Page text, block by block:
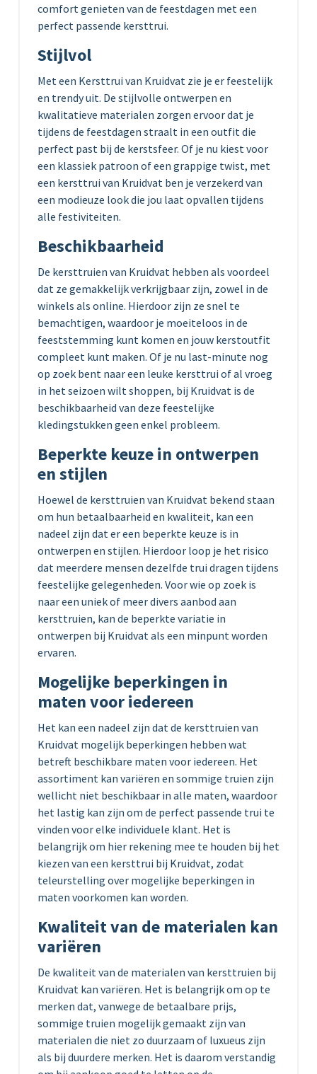
comfort genieten van de feestdagen met een
perfect passende kersttrui.
Stijlvol
Met een Kersttrui van Kruidvat zie je er feestelijk
en trendy uit. De stijlvolle ontwerpen en
kwalitatieve materialen zorgen ervoor dat je
tijdens de feestdagen straalt in een outfit die
perfect past bij de kerstsfeer. Of je nu kiest voor
een klassiek patroon of een grappige twist, met
een kersttrui van Kruidvat ben je verzekerd van
een modieuze look die jou laat opvallen tijdens
alle festiviteiten.
Beschikbaarheid
De kersttruien van Kruidvat hebben als voordeel
dat ze gemakkelijk verkrijgbaar zijn, zowel in de
winkels als online. Hierdoor zijn ze snel te
bemachtigen, waardoor je moeiteloos in de
feeststemming kunt komen en jouw kerstoutfit
compleet kunt maken. Of je nu last-minute nog
op zoek bent naar een leuke kersttrui of al vroeg
in het seizoen wilt shoppen, bij Kruidvat is de
beschikbaarheid van deze feestelijke
kledingstukken geen enkel probleem.
Beperkte keuze in ontwerpen
en stijlen
Hoewel de kersttruien van Kruidvat bekend staan
om hun betaalbaarheid en kwaliteit, kan een
nadeel zijn dat er een beperkte keuze is in
ontwerpen en stijlen. Hierdoor loop je het risico
dat meerdere mensen dezelfde trui dragen tijdens
feestelijke gelegenheden. Voor wie op zoek is
naar een uniek of meer divers aanbod aan
kersttruien, kan de beperkte variatie in
ontwerpen bij Kruidvat als een minpunt worden
ervaren.
Mogelijke beperkingen in
maten voor iedereen
Het kan een nadeel zijn dat de kersttruien van
Kruidvat mogelijk beperkingen hebben wat
betreft beschikbare maten voor iedereen. Het
assortiment kan variëren en sommige truien zijn
wellicht niet beschikbaar in alle maten, waardoor
het lastig kan zijn om de perfect passende trui te
vinden voor elke individuele klant. Het is
belangrijk om hier rekening mee te houden bij het
kiezen van een kersttrui bij Kruidvat, zodat
teleurstelling over mogelijke beperkingen in
maten voorkomen kan worden.
Kwaliteit van de materialen kan
variëren
De kwaliteit van de materialen van kersttruien bij
Kruidvat kan variëren. Het is belangrijk om op te
merken dat, vanwege de betaalbare prijs,
sommige truien mogelijk gemaakt zijn van
materialen die niet zo duurzaam of luxueus zijn
als bij duurdere merken. Het is daarom verstandig